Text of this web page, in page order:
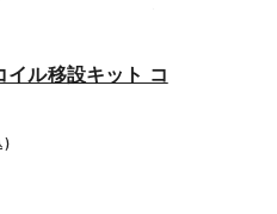
イル移設キット コ
)